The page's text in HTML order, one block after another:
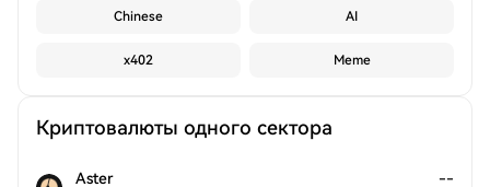
Chinese AI
x402 Meme
Криптовалюты одного сектора
Aster --